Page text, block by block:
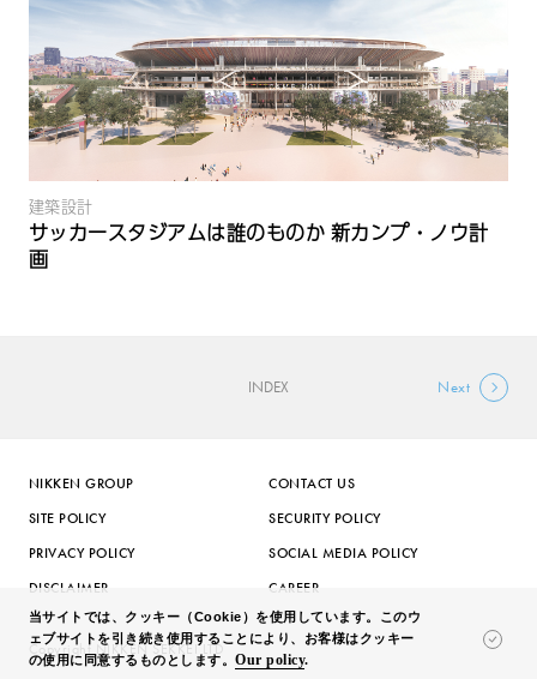
建築設計
サッカースタジアムは誰のものか 新カンプ・ノウ計
画
INDEX Next
NIKKEN GROUP
CONTACT US
SITE POLICY
SECURITY POLICY
PRIVACY POLICY
SOCIAL MEDIA POLICY
DISCLAIMER
CAREER
Copyright NIKKEN SEKKEI LTD
当サイトでは、クッキー（Cookie）を使用しています。このウ
ェブサイトを引き続き使用することにより、お客様はクッキー
の使用に同意するものとします。Our policy.